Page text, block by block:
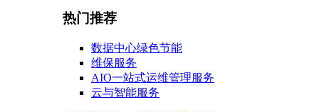
热门推荐
数据中心绿色节能
维保服务
AIO一站式运维管理服务
云与智能服务